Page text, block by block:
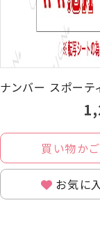
ナンバー スポーテ
買い物か
お気に